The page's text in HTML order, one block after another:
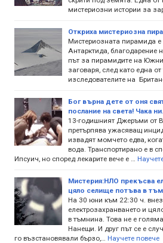
мистериозни истории за
Откриха мистериозна
Мистериозната пирамида е
Антарктида, благодарение
път за пирамидите на
заговаря, след като една от
изследователите на
Бог върна дете от оня
послание на света! Чака
13-годишният Джеръми от
претърпява ужасяващ
извадят момчето едва,
вода. Транспортирано е в
Ипсуич, но според лекарите вече е …
Мистерия:НЛО прекъсва
цяло селище потъва в
На 30 юни към 22:30 ч.
електрозахранването и
в тъмнина. Това не е
Нанещи. И друг път се е
го възстановявали бързо,…
Научете повече